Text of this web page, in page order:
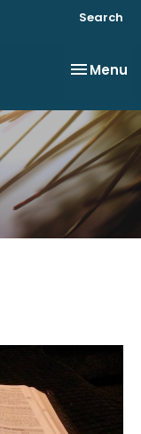
Search
Toggle
Menu